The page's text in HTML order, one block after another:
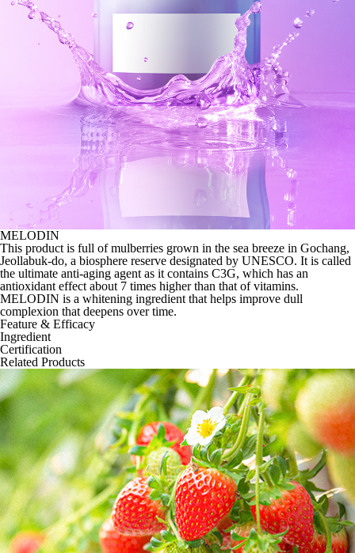
MELODIN
This product is full of mulberries grown in the sea breeze in Gochang,
Jeollabuk-do, a biosphere reserve designated by UNESCO. It is called
the ultimate anti-aging agent as it contains C3G, which has an
antioxidant effect about 7 times higher than that of vitamins.
MELODIN is a whitening ingredient that helps improve dull
complexion that deepens over time.
Feature & Efficacy
Ingredient
Certification
Related Products